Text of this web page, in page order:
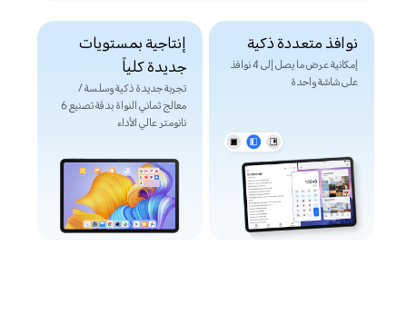
نوافذ متعددة ذكية
إمكانية عرض ما يصل إلى 4 نوافذ
على شاشة واحدة
إنتاجية بمستويات
جديدة كلياً
تجربة جديدة ذكية وسلسة /
معالج ثماني النواة بدقة تصنيع 6
نانومتر عالي الأداء